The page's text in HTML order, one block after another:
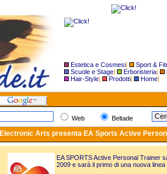
Estetica e Cosmesi| Sport &
Scuole e Stage| Erboristeria|
Hair-Style| Prodotti| Home|
Web Beltade
Electronic Arts presenta EA Sports Active
EA SPORTS Active Personal Trainer
2009 e sarà il primo di una nuova